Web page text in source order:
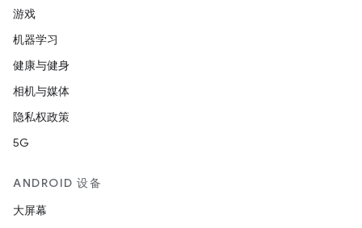
游戏
机器学习
健康与健身
相机与媒体
隐私权政策
5G
ANDROID 设备
大屏幕